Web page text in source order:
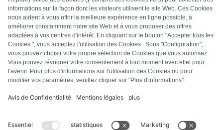
FAQ
Alle foutcodes
Over ons
Druk op
Colofon
Algemene voorwaarden
Cookiebeleid